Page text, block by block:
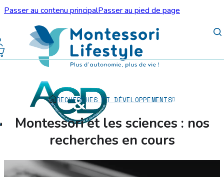
Passer au contenu principalPasser au pied de page
RECHERCHES ET DÉVELOPPEMENTS
Montessori et les sciences : nos
recherches en cours